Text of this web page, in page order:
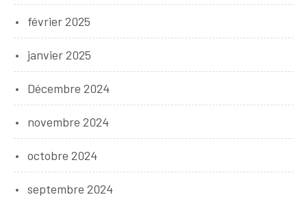
février 2025
janvier 2025
Décembre 2024
novembre 2024
octobre 2024
septembre 2024